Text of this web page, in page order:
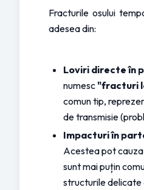
Fracturile osului
adesea din:
Loviri directe în
numesc "fracturi
comun tip,
de transmisie
Impacturi în
Acestea pot cauza
sunt mai puțin
structurile delicate